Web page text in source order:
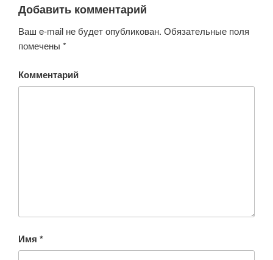
Добавить комментарий
Ваш e-mail не будет опубликован. Обязательные поля
помечены *
Комментарий
Имя *